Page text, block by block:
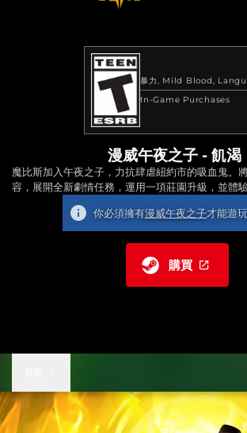
暴力 Mild Blood
In-Game Purchases
漫威午夜之子 - 飢渴
魔比斯加入午夜之子，力抗肆虐紐約市的吸血鬼。
容，展開全新劇情任務，運用一項莊園升級，並體
你必須擁有漫威午夜之子才能遊
購買